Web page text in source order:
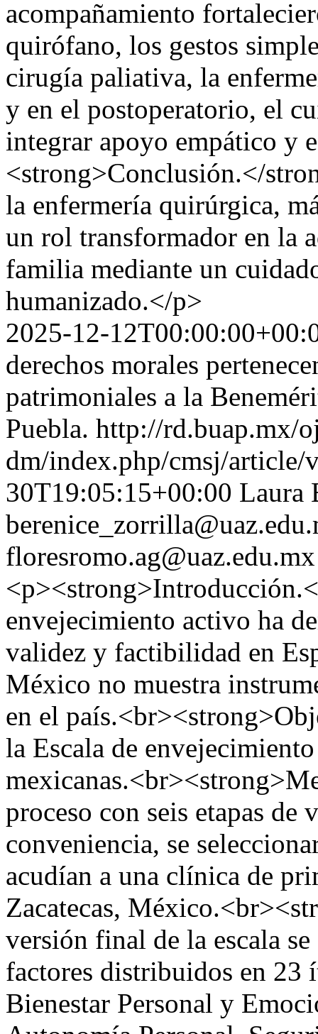
acompañamiento
quirófano, los gestos
cirugía paliativa, la
y en el postoperatorio, el
integrar apoyo empático y
<strong>Conclusión.</
la enfermería quirúrgica,
un rol transformador en la
familia mediante un
humanizado.</p>
2025-12-
derechos morales
patrimoniales a la
Puebla. http://rd.buap.mx/
dm/index.php/cmsj/article/
30T19:05:15+00:00 Laura
floresromo.ag@uaz.edu.mx
envejecimiento activo ha
validez y factibilidad en
México no muestra
en el
la Escala de
proceso con seis etapas
conveniencia, se
acudían a una clínica de
Zacatecas,
versión final de la escala
factores distribuidos en
Bienestar Personal y